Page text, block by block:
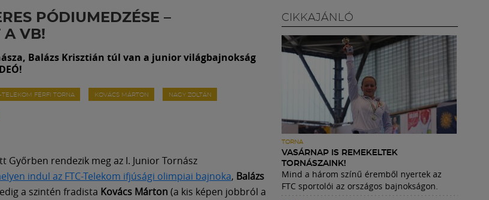
PÓDIUMEDZÉSE –
A VB!
Balázs Krisztián túl van a junior világbajnokság
TELEKOM FÉRFI TORNA KOVÁCS MÁRTON NAGY ZOLTÁN
Győrben rendezik meg az I. Junior Tornász
indul az FTC-Telekom ifjúsági olimpiai bajnoka, Balázs
a szintén fradista Kovács Márton (a kis képen jobbról a
CIKKAJÁNLÓ
TORNA
VASÁRNAP IS REMEKELTEK
TORNÁSZAINK!
Mind a három színű éremből nyertek az
FTC sportolói az országos bajnokságon.